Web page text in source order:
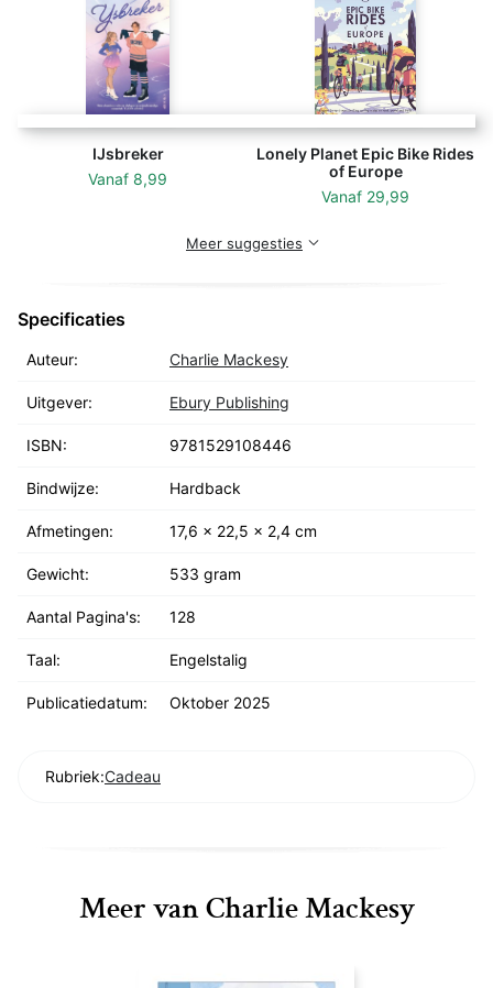
IJsbreker
Vanaf 8,99
Lonely Planet Epic Bike Rides
of Europe
Vanaf 29,99
Meer suggesties
Specificaties
Auteur: Charlie Mackesy
Uitgever: Ebury Publishing
ISBN: 9781529108446
Bindwijze: Hardback
Afmetingen: 17,6 x 22,5 x 2,4 cm
Gewicht: 533 gram
Aantal Pagina's: 128
Taal: Engelstalig
Publicatiedatum: Oktober 2025
Rubriek:Cadeau
Meer van Charlie Mackesy